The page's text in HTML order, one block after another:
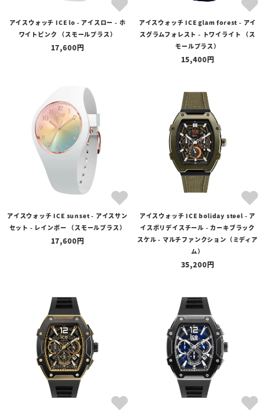
アイスウォッチ ICE lo - アイスロー - ホ
ワイトピンク （スモールプラス）
17,600
アイスウォッチ ICE glam forest - アイ
スグラムフォレスト - トワイライト （ス
モールプラス）
15,400
アイスウォッチ ICE sunset - アイスサン
セット - レインボー （スモールプラス）
17,600
アイスウォッチ ICE boliday steel - ア
イスボリデイスチール - カーキブラック
スケル - マルチファンクション（ミディア
ム）
35,200